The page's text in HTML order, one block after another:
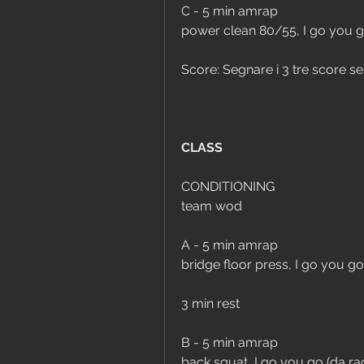
C - 5 min amrap
power clean 80/55, I go you
Score: Segnare i 3 tre score
CLASS
CONDITIONING
team wod
A - 5 min amrap
bridge floor press, I go you go
3 min rest
B - 5 min amrap